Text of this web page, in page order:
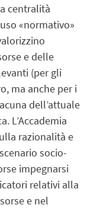
centralità
«normativo»
e delle
(per gli
ma anche per i
dell’attuale
L’Accademia
razionalità e
socio-
impegnarsi
relativi alla
e nel